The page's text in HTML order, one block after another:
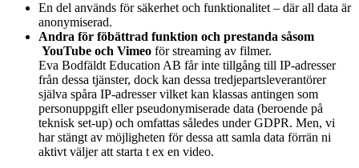
En del används för säkerhet och funktionalitet – där all data är
anonymiserad.
Andra för föbättrad funktion och prestanda såsom
YouTube och Vimeo för streaming av filmer.
Eva Bodfäldt Education AB får inte tillgång till IP-adresser
från dessa tjänster, dock kan dessa tredjepartsleverantörer
själva spåra IP-adresser vilket kan klassas antingen som
personuppgift eller pseudonymiserade data (beroende på
teknisk set-up) och omfattas således under GDPR. Men, vi
har stängt av möjligheten för dessa att samla data förrän ni
aktivt väljer att starta t ex en video.